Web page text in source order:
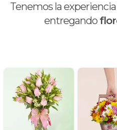
Tenemos la
entregandoChocolates
Día de la
Flores y